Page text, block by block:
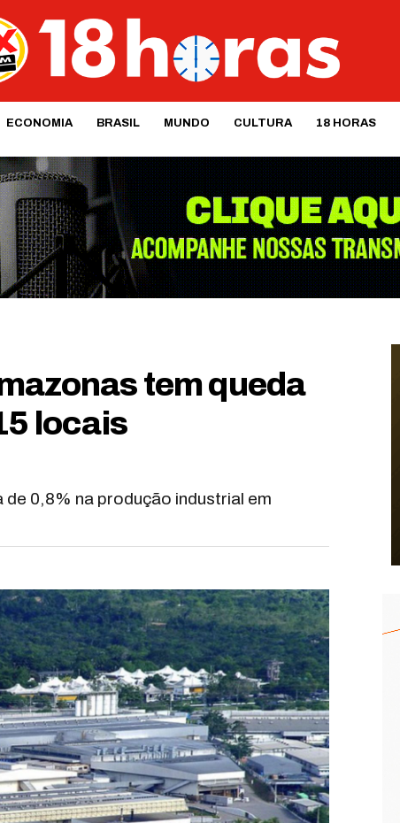
ECONOMIA BRASIL MUNDO CULTURA 18 HORAS
tem queda
locais
0,8% na produção industrial em